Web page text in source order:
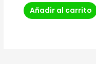
Añadir al carrito